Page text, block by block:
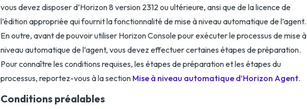
vous devez disposer d’Horizon 8 version 2312 ou ultérieure, ansi que de la licence de
l’édition appropriée qui fournit la fonctionnalité de mise à niveau automatique de l’agent.
En outre, avant de pouvoir utiliser Horizon Console pour exécuter le processus de mise à
niveau automatique de l’agent, vous devez effectuer certaines étapes de préparation.
Pour connaître les conditions requises, les étapes de préparation et les étapes du
processus, reportez-vous à la section Mise à niveau automatique d’Horizon Agent.
Conditions préalables